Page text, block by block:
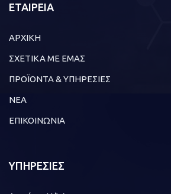
ΕΤΑΙΡΕΙΑ
ΑΡΧΙΚΗ
ΣΧΕΤΙΚΑ ΜΕ ΕΜΑΣ
ΠΡΟΪΟΝΤΑ & ΥΠΗΡΕΣΙΕΣ
ΝΕΑ
ΕΠΙΚΟΙΝΩΝΙΑ
ΥΠΗΡΕΣΙΕΣ